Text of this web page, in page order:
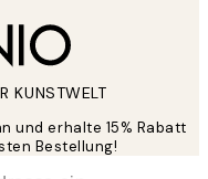
KUNSTWELT
und erhalte 15% Rabatt
Bestellung!